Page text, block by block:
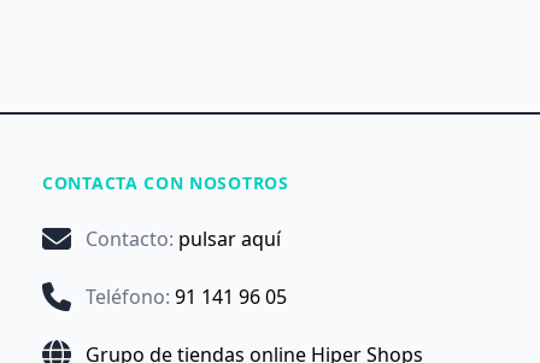
CONTACTA CON NOSOTROS
Contacto: pulsar aquí
Teléfono: 91 141 96 05
Grupo de tiendas online Hiper Shops